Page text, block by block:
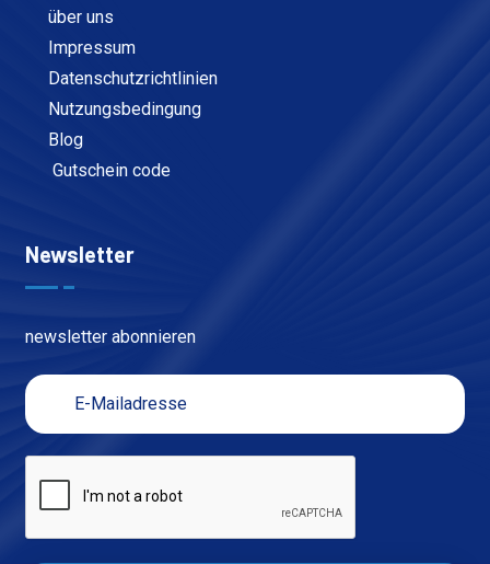
über uns
Impressum
Datenschutzrichtlinien
Nutzungsbedingung
Blog
Gutschein code
Newsletter
newsletter abonnieren